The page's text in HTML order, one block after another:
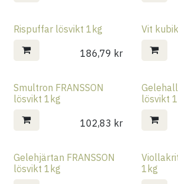
Rispuffar lösvikt 1kg
186,79 kr
Vit
Smultron FRANSSON
lösvikt 1kg
102,83 kr
lösvikt
Gelehjärtan FRANSSON
lösvikt 1kg
1kg